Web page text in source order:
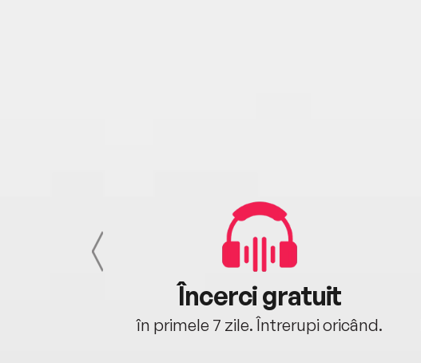
Încerci gratuit
în primele 7 zile. Întrerupi oricând.